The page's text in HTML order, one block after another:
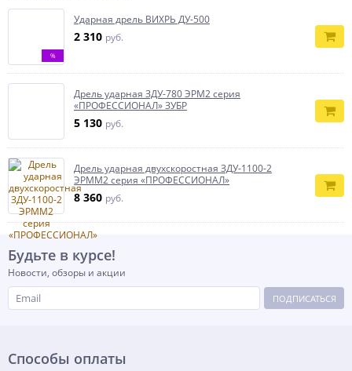
%
Ударная дрель ВИХРЬ ДУ-500
2 310 руб.
Дрель ударная ЗДУ-780 ЭРМ2 серия
«ПРОФЕССИОНАЛ» ЗУБР
5 130 руб.
Дрель ударная двухскоростная ЗДУ-1100-2
ЭРММ2 серия «ПРОФЕССИОНАЛ»
8 360 руб.
Будьте в курсе!
Новости, обзоры и акции
ПОДПИСАТЬСЯ
Способы оплаты